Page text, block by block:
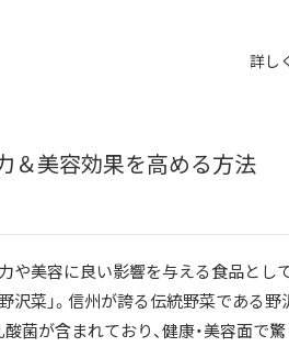
詳し
＆美容効果を高める方法
や美容に良い影響を与える食品とし
沢菜」。信州が誇る伝統野菜である野
菌が含まれており、健康・美容面で